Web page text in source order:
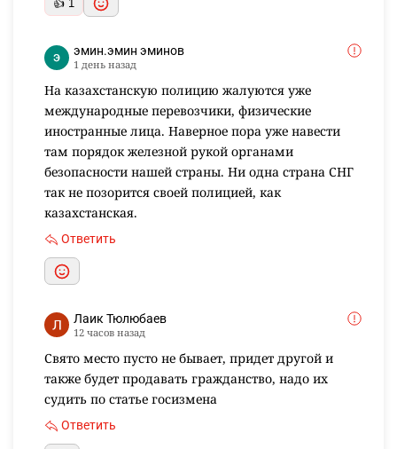
👍 1
эмин.эмин эминов
1 день назад
На казахстанскую полицию жалуются уже
международные перевозчики, физические
иностранные лица. Наверное пора уже навести
там порядок железной рукой органами
безопасности нашей страны. Ни одна страна СНГ
так не позорится своей полицией, как
казахстанская.
Ответить
Лаик Тюлюбаев
12 часов назад
Свято место пусто не бывает, придет другой и
также будет продавать гражданство, надо их
судить по статье госизмена
Ответить